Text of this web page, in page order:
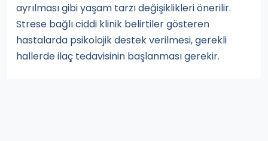
ayrılması gibi yaşam tarzı değişiklikleri önerilir.
Strese bağlı ciddi klinik belirtiler gösteren
hastalarda psikolojik destek verilmesi, gerekli
hallerde ilaç tedavisinin başlanması gerekir.